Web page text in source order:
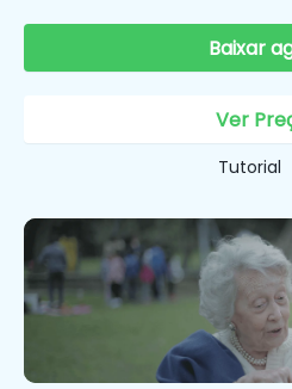
Baixar
Ver
Tutorial